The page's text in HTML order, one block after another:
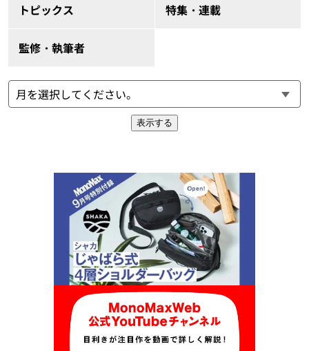
トピックス 特集・連載
監修・執筆者
表示する